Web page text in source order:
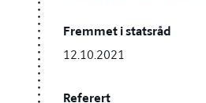
Fremmet i statsråd
12.10.2021
Referert